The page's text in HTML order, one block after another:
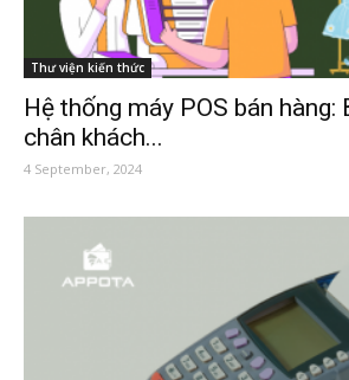
Thư viện kiến thức
Hệ thống máy POS bán
chân khách...
4 September, 2024